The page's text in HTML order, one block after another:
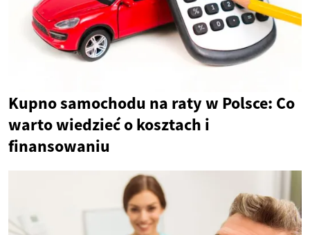
Kupno samochodu na raty w Polsce: Co
warto wiedzieć o kosztach i
finansowaniu